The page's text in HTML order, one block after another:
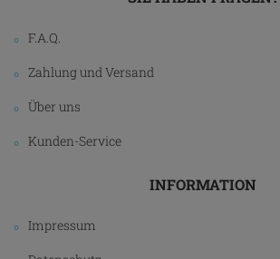
F.A.Q.
Zahlung und Versand
Über uns
Kunden-Service
INFORMATION
Impressum